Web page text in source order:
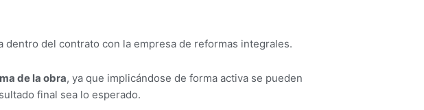
del contrato con la empresa de reformas integrales.
de la obra, ya que implicándose de forma activa se pueden
final sea lo esperado.